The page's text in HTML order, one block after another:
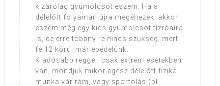
kizárólag gyümölcsöt eszem. Ha a
délelőtt folyamán újra megéhezek, akkor
eszem még egy kics gyümölcsöt tízróaira
is, de erre többnyire nincs szükség, mert
fél12 körül már ebédelünk.
Kiadósabb reggeli csak extrém esetekben
van, mondjuk mikor egész délelőtt fizikai
munka vár rám, vagy sportolás (pl.